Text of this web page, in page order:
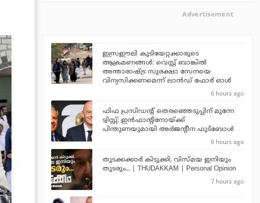
Advertisement
ഇസ്രഈലി കുടിയേറ്റക്കാരുടെ
ആക്രമണങ്ങള്‍: വെസ്റ്റ് ബാങ്കില്‍
അന്താരാഷ്ട്ര സുരക്ഷാ സേനയെ
വിന്യസിക്കണമെന്ന് ലാന്‍ഡ് ഫോര്‍ ഓള്‍
6 hours ago
ഫിഫ പ്രസിഡന്റ് തെരഞ്ഞെടുപ്പിന് മുന്നേ
ട്വിസ്റ്റ്; ഇന്‍ഫാന്റിനോയ്ക്ക്
പിന്തുണയുമായി അര്‍ജന്റീന ഫുട്‌ബോള്‍
6 hours ago
തുടക്കക്കാര്‍ കിടുക്കി, വിസ്മയ ഇനിയും
തുടരും... | THUDAKKAM | Personal Opinion
7 hours ago